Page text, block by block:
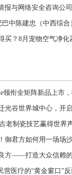
与网络安全咨询公司 S
）诊所创始人、执业中医师陈建忠的
月宠物空气净化器排行榜
新品上市，818焕新福利同
世界城中心，开启发展新
老制瓷技艺赢得世界
用一场场沙龙撬动家庭健康管
信赖的一站式医疗健康生活服务
医疗的“黄金窗口”反而